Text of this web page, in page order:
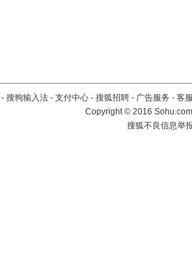
- 搜狗输入法 - 支付中心 - 搜狐招聘 - 广告服务 - 客
Copyright©2016
搜狐不良信息举